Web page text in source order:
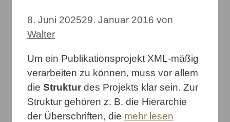
8. Juni 202529. Januar 2016 von
Walter
Um ein Publikationsprojekt XML-mäßig
verarbeiten zu können, muss vor allem
die Struktur des Projekts klar sein. Zur
Struktur gehören z. B. die Hierarchie
der Überschriften, die mehr lesen